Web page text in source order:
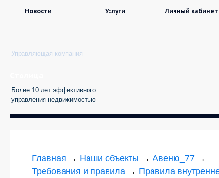
Новости Услуги Личный кабинет
Управляющая компания
Более 10 лет эффективного
управления недвижимостью
Главная → Наши объекты → Авеню_77 →
Требования и правила → Правила